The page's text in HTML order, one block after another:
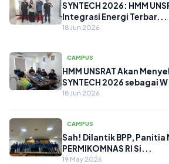
SYNTECH 2026: HMM
Integrasi Energi Terbar...
18 Jun 2026
CAMPUS
HMM UNSRAT Akan
SYNTECH 2026 sebagai
18 Jun 2026
CAMPUS
Sah! Dilantik BPP, Panitia
PERMIKOMNAS RI Si...
19 May 2026